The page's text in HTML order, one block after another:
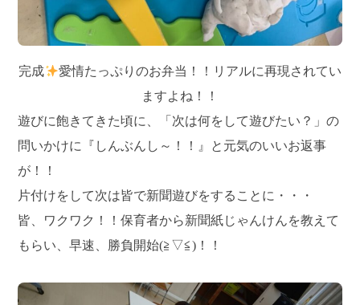
完成
愛情たっぷりのお弁当！！リアルに再現されてい
ますよね！！
遊びに飽きてきた頃に、「次は何をして遊びたい？」の
問いかけに『しんぶんし～！！』と元気のいいお返事
が！！
片付けをして次は皆で新聞遊びをすることに・・・
皆、ワクワク！！保育者から新聞紙じゃんけんを教えて
もらい、早速、勝負開始(≧▽≦)！！